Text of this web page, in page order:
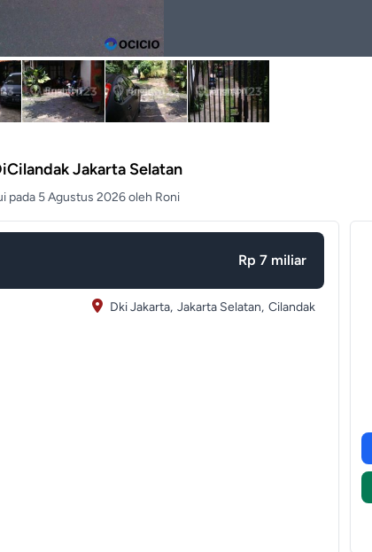
Jakarta Selatan
pada 5 Agustus 2026 oleh Roni
Rp 7 miliar
Dki Jakarta, Jakarta Selatan, Cilandak